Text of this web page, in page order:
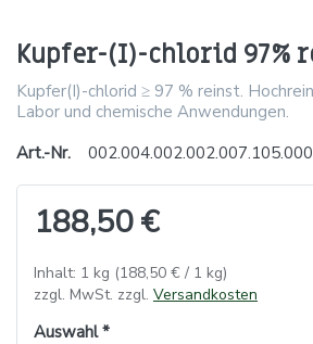
Kupfer-(I)-chlorid 97%
Kupfer(I)-chlorid ≥ 97 % reinst.
Labor und chemische Anwendungen.
Art.-Nr.
188,50 €
Inhalt: 1 kg (188,50 € / 1 kg)
zzgl. MwSt. zzgl. Versandkosten
Auswahl